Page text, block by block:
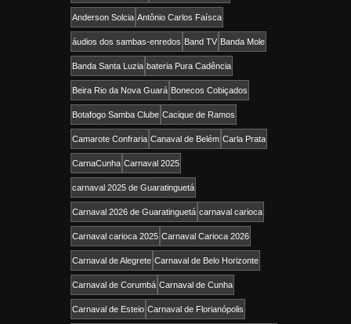
Anderson Solcia Antônio Carlos Faísca
áudios dos sambas-enredos Band TV Banda Mole
Banda Santa Luzia bateria Pura Cadência
Beira Rio da Nova Guará Bonecos Cobiçados
Botafogo Samba Clube Cacique de Ramos
Camarote Confraria Canaval de Belém Carla Prata
CarnaCunha Carnaval 2025
carnaval 2025 de Guaratinguetá
Carnaval 2026 de Guaratinguetá carnaval carioca
Carnaval carioca 2025 Carnaval Carioca 2026
Carnaval de Alegrete Carnaval de Belo Horizonte
Carnaval de Corumbá Carnaval de Cunha
Carnaval de Esteio Carnaval de Florianópolis